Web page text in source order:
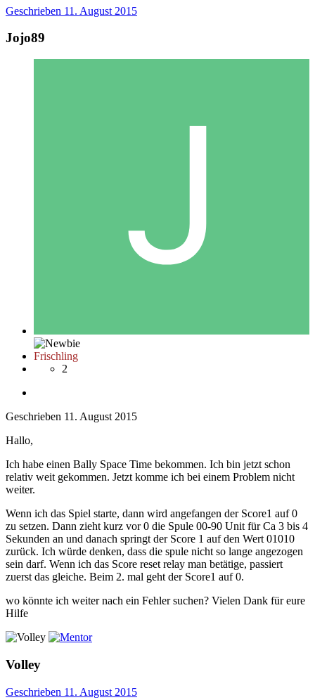
Geschrieben 11. August 2015
Jojo89
Frischling
2
Geschrieben 11. August 2015
Hallo,
Ich habe einen Bally Space Time bekommen. Ich bin jetzt schon
relativ weit gekommen. Jetzt komme ich bei einem Problem nicht
weiter.
Wenn ich das Spiel starte, dann wird angefangen der Score1 auf 0
zu setzen. Dann zieht kurz vor 0 die Spule 00-90 Unit für Ca 3 bis 4
Sekunden an und danach springt der Score 1 auf den Wert 01010
zurück. Ich würde denken, dass die spule nicht so lange angezogen
sein darf. Wenn ich das Score reset relay man betätige, passiert
zuerst das gleiche. Beim 2. mal geht der Score1 auf 0.
wo könnte ich weiter nach ein Fehler suchen? Vielen Dank für eure
Hilfe
Volley
Geschrieben 11. August 2015